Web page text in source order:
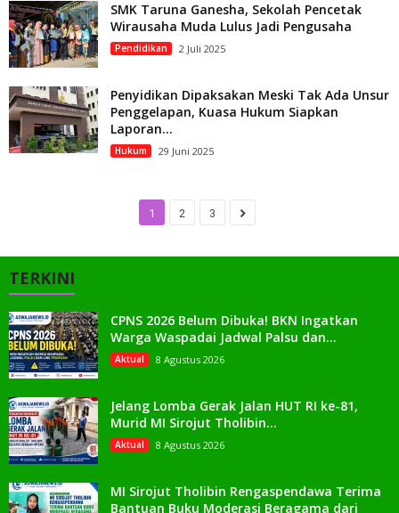
SMK Taruna Ganesha, Sekolah Pencetak
Wirausaha Muda Lulus Jadi Pengusaha
Pendidikan 2 Juli 2025
Penyidikan Dipaksakan Meski Tak Ada Unsur
Penggelapan, Kuasa Hukum Siapkan
Laporan...
Hukum 29 Juni 2025
1 2 3
TERKINI
CPNS 2026 Belum Dibuka! BKN Ingatkan
Warga Waspadai Jadwal Palsu dan...
Aktual 8 Agustus 2026
Jelang Lomba Gerak Jalan HUT RI ke-81,
Murid MI Sirojut Tholibin...
Aktual 8 Agustus 2026
MI Sirojut Tholibin Rengaspendawa Terima
Bantuan Buku Moderasi Beragama dari